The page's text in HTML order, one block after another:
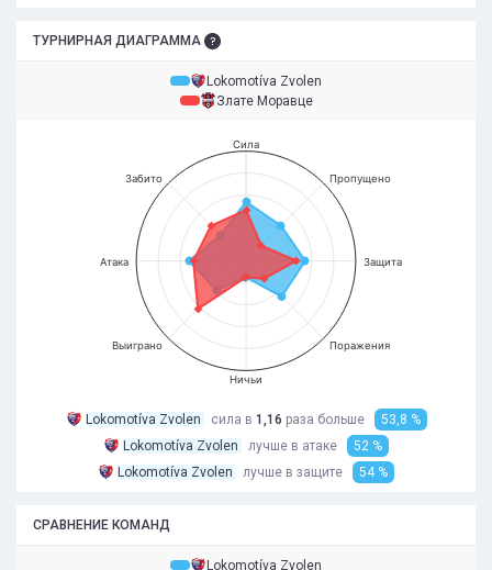
ТУРНИРНАЯ ДИАГРАММА
Lokomotíva Zvolen
Злате Моравце
Сила
Пропущено
Защита
Поражения
Ничьи
Выиграно
Атака
Забито
Lokomotíva Zvolen сила в 1,16 раза больше
53,8 %
Lokomotíva Zvolen
лучше в атаке
52 %
Lokomotíva Zvolen
лучше в защите 54 %
СРАВНЕНИЕ КОМАНД
Lokomotíva Zvolen